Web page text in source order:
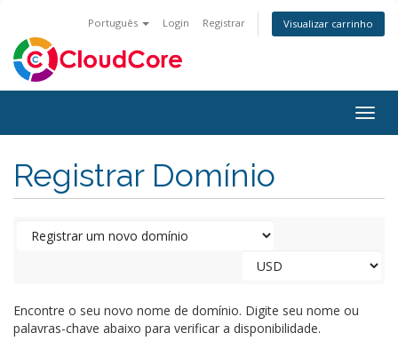
Português Login Registrar Visualizar carrinho
Registrar Domínio
Encontre o seu novo nome de domínio. Digite seu nome ou
palavras-chave abaixo para verificar a disponibilidade.